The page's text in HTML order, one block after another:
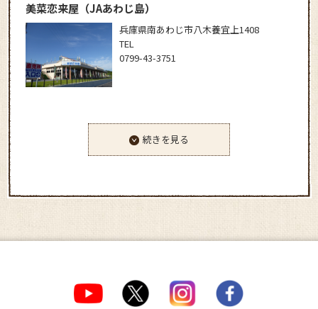
美菜恋来屋 （JAあわじ島）
兵庫県南あわじ市八木養宜上1408
TEL
0799-43-3751
続きを見る